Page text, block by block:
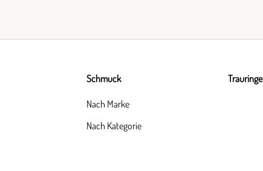
Schmuck
Nach Marke
Nach Kategorie
Trauringe